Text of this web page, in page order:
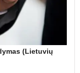
(Lietuvių